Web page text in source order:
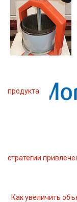
продукта
стратегии
Как увеличить